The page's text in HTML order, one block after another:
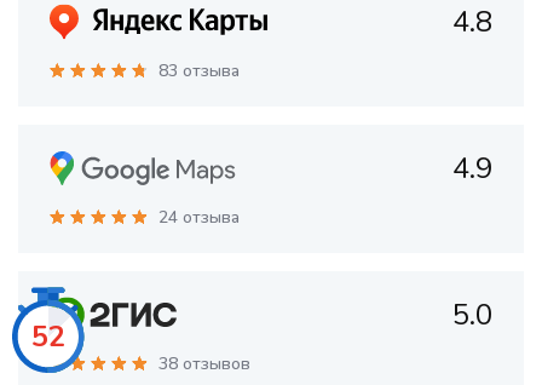
4.8
83 отзыва
4.9
24 отзыва
5.0
38 отзывов
50